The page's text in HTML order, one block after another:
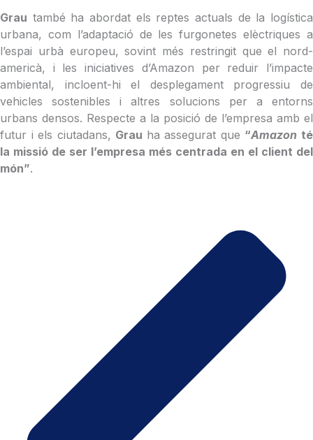
Grau també ha abordat els reptes actuals de la logística
urbana, com l’adaptació de les furgonetes elèctriques a
l’espai urbà europeu, sovint més restringit que el nord-
americà, i les iniciatives d’Amazon per reduir l’impacte
ambiental, incloent-hi el desplegament progressiu de
vehicles sostenibles i altres solucions per a entorns
urbans densos. Respecte a la posició de l’empresa amb el
futur i els ciutadans, Grau ha assegurat que “Amazon té
la missió de ser l’empresa més centrada en el client del
món”.